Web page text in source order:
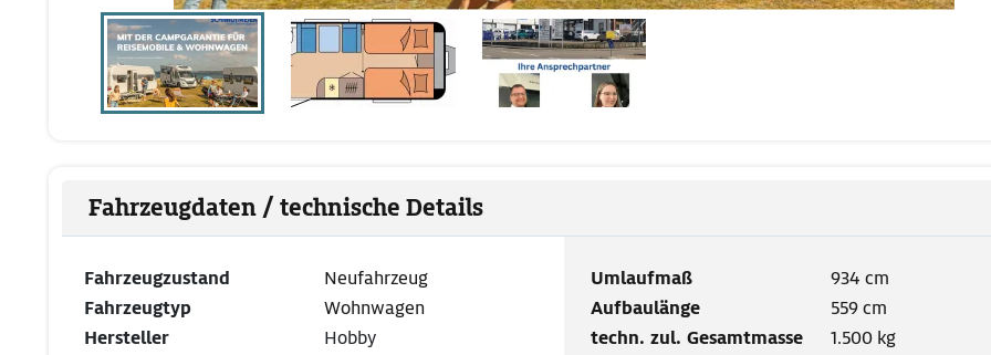
Fahrzeugdaten / technische Details
Fahrzeugzustand
Neufahrzeug
Fahrzeugtyp
Wohnwagen
Hersteller
Hobby
Umlaufmaß
934 cm
Aufbaulänge
559 cm
techn. zul. Gesamtmasse
1.500 kg